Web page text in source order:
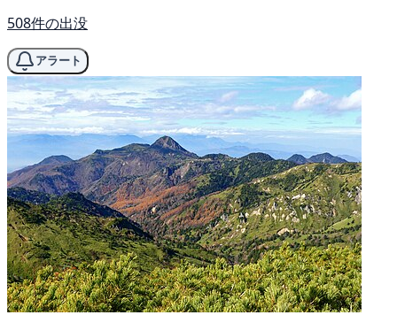
508件の出没
アラート